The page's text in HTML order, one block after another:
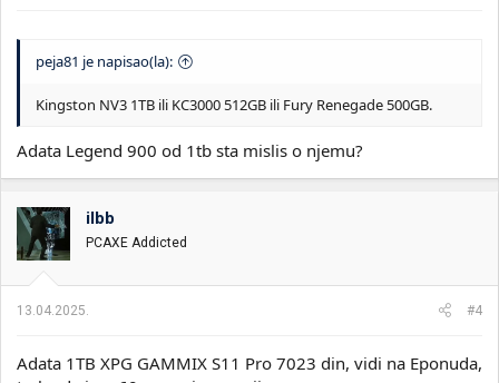
peja81 je napisao(la):
Kingston NV3 1TB ili KC3000 512GB ili Fury Renegade 500GB.
Adata Legend 900 od 1tb sta mislis o njemu?
ilbb
PCAXE Addicted
13.04.2025. #4
Adata 1TB XPG GAMMIX S11 Pro 7023 din, vidi na Eponuda,